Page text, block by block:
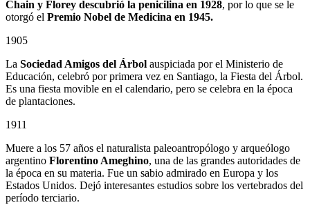
Chain y Florey descubrió la penicilina en 1928, por lo que se le
otorgó el Premio Nobel de Medicina en 1945.
1905
La Sociedad Amigos del Árbol auspiciada por el Ministerio de
Educación, celebró por primera vez en Santiago, la Fiesta del Árbol.
Es una fiesta movible en el calendario, pero se celebra en la época
de plantaciones.
1911
Muere a los 57 años el naturalista paleoantropólogo y arqueólogo
argentino Florentino Ameghino, una de las grandes autoridades de
la época en su materia. Fue un sabio admirado en Europa y los
Estados Unidos. Dejó interesantes estudios sobre los vertebrados del
período terciario.